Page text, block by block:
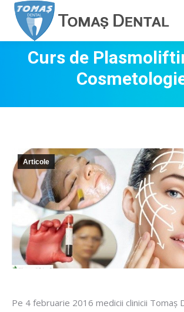
Curs de
Articole
Pe 4 februarie 2016 medicii clinicii Tomaș